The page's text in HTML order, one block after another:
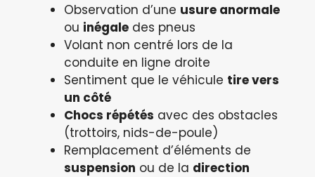
Observation d’une usure anormale
ou inégale des pneus
Volant non centré lors de la
conduite en ligne droite
Sentiment que le véhicule tire vers
un côté
Chocs répétés avec des obstacles
(trottoirs, nids-de-poule)
Remplacement d’éléments de
suspension ou de la direction